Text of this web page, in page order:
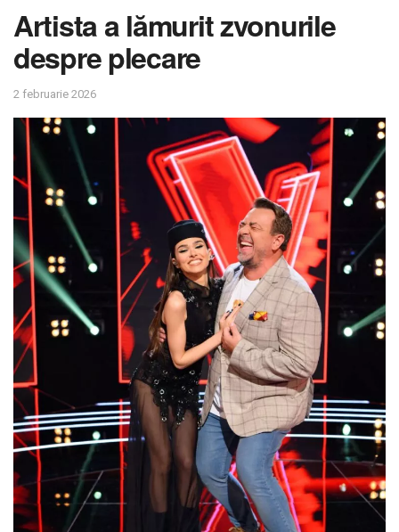
Artista a lămurit zvonurile
despre plecare
2 februarie 2026